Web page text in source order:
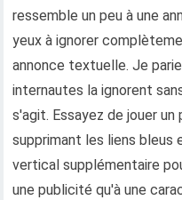
ressemble un peu à une
yeux à ignorer
annonce textuelle. Je
internautes la ignorent
s'agit. Essayez de jouer
supprimant les liens bleus
vertical supplémentaire
une publicité qu'à une